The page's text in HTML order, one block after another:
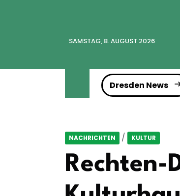
SAMSTAG, 8. AUGUST 2026
Dresden News
NACHRICHTEN / KULTUR
Rechten-